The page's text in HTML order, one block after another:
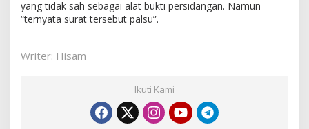
yang tidak sah sebagai alat bukti persidangan. Namun
“ternyata surat tersebut palsu”.
Writer: Hisam
Ikuti Kami